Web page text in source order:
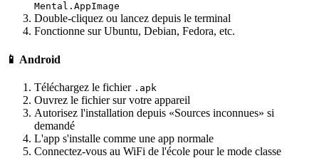
Mental.AppImage
Double-cliquez ou lancez depuis le terminal
Fonctionne sur Ubuntu, Debian, Fedora, etc.
📱 Android
Téléchargez le fichier .apk
Ouvrez le fichier sur votre appareil
Autorisez l'installation depuis «Sources inconnues» si
demandé
L'app s'installe comme une app normale
Connectez-vous au WiFi de l'école pour le mode classe